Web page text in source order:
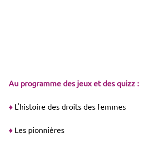
Au programme des jeux et des quizz :
♦ L'histoire des droits des femmes
♦ Les pionnières